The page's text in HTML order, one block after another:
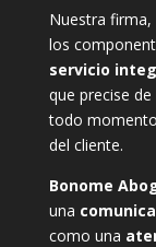
Nuestra firma,
los
servicio
que precise
todo
del cliente.
Bonome
una
como una